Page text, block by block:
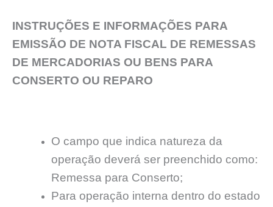
INSTRUÇÕES E INFORMAÇÕES PARA
EMISSÃO DE NOTA FISCAL DE REMESSAS
DE MERCADORIAS OU BENS PARA
CONSERTO OU REPARO
O campo que indica natureza da
operação deverá ser preenchido como:
Remessa para Conserto;
Para operação interna dentro do estado